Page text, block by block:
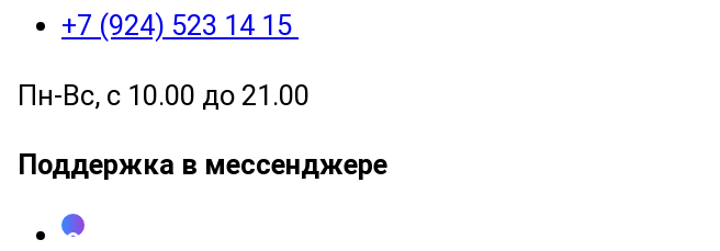
+7 (924) 523 14 15
Пн-Вс, с 10.00 до 21.00
Поддержка в мессенджере